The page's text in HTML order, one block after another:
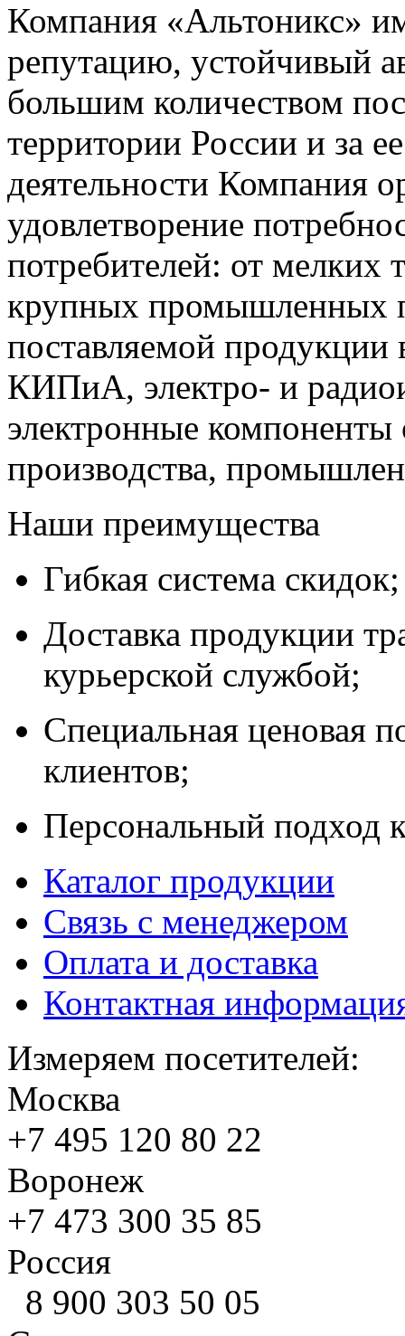
Компания «Альтоникс»
репутацию, устойчивый
большим количеством
территории России и за
деятельности Компания
удовлетворение
потребителей: от мелких
крупных промышленных
поставляемой продукции
КИПиА, электро- и
электронные компоненты
производства,
Наши преимущества
Гибкая система скидок;
Доставка продукции
курьерской службой;
Специальная ценовая
клиентов;
Персональный подход
Каталог продукции
Связь с менеджером
Оплата и доставка
Контактная
Измеряем посетителей:
Москва
+7 495 120 80 22
Воронеж
+7 473 300 35 85
Россия
8 900 303 50 05